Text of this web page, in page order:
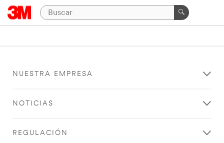
NUESTRA EMPRESA
NOTICIAS
REGULACIÓN